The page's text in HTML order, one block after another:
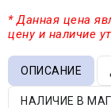
* Данная цена
цену и наличие
ОПИСАНИЕ
НАЛИЧИЕ В